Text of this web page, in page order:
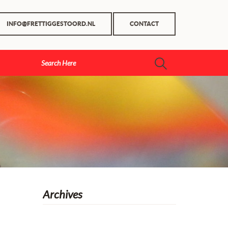
INFO@FRETTIGGESTOORD.NL CONTACT
Archives